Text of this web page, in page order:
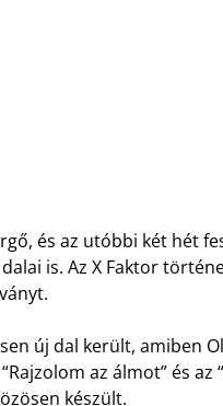
és az utóbbi két hét
is. Az X Faktor
új dal került, amiben
az álmot” és az
készült.